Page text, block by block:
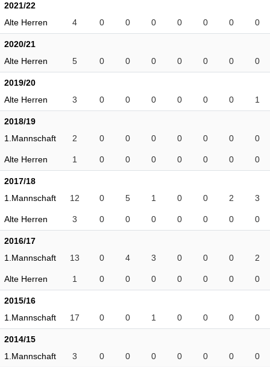
2021/22
Alte Herren
4 0 0 0 0 0 0 0
2020/21
Alte Herren
5 0 0 0 0 0 0 0
2019/20
Alte Herren
3 0 0 0 0 0 0 1
2018/19
1.Mannschaft
2 0 0 0 0 0 0 0
Alte Herren 1 0 0 0 0 0 0 0
2017/18
1.Mannschaft
12 0 5 1 0 0 2 3
Alte Herren 3 0 0 0 0 0 0 0
2016/17
1.Mannschaft
13 0 4 3 0 0 0 2
Alte Herren 1 0 0 0 0 0 0 0
2015/16
1.Mannschaft
17 0 0 1 0 0 0 0
2014/15
1.Mannschaft
3 0 0 0 0 0 0 0